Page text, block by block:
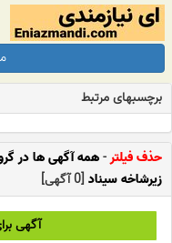
برچسبهای مرتبط
حذف فیلتر-همه آگهی ها در
زیرشاخه سیناد [0 آگهی]
آگهی